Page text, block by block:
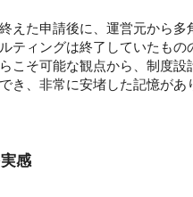
えた申請後に、運営元から
ティングは終了していたも
こそ可能な観点から、制度
き、非常に安堵した記憶があ
感